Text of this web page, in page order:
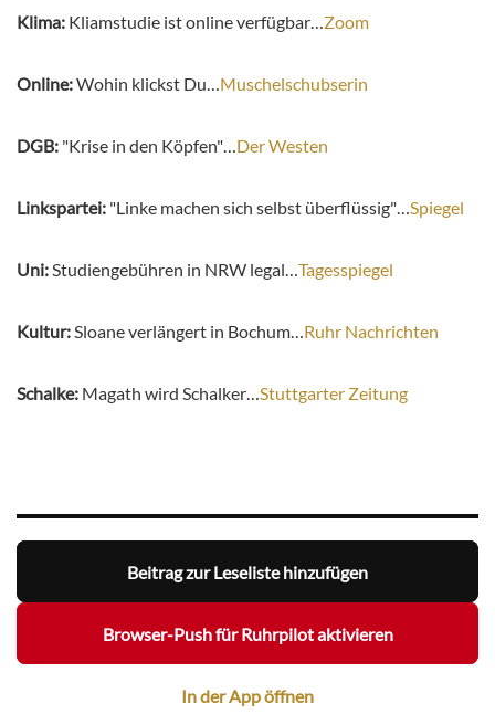
Klima: Kliamstudie ist online verfügbar…Zoom
Online:Wohin klickst Du…Muschelschubserin
DGB: "Krise in den Köpfen"…Der Westen
Linkspartei: "Linke machen sich selbst überflüssig"…Spiegel
Uni:Studiengebühren in NRW legal…Tagesspiegel
Kultur:Sloane verlängert in Bochum…Ruhr Nachrichten
Schalke: Magath wird Schalker…Stuttgarter Zeitung
Beitrag zur Leseliste hinzufügen
Browser-Push für Ruhrpilot aktivieren
In der App öffnen